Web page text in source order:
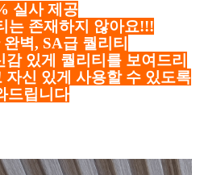
실사 제공
는 존재하지 않아요!!!
벽, SA급 퀄리티
있게 퀄리티를 보여드리
자신 있게 사용할 수 있도록
드립니다